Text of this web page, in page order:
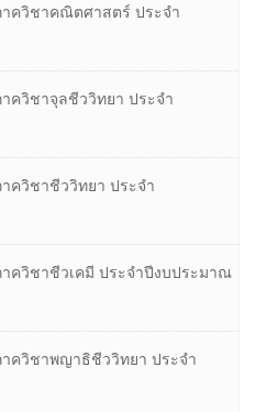
าควิชาคณิตศาสตร์ ประจํา
าควิชาจุลชีววิทยา ประจํา
าควิชาชีววิทยา ประจํา
าควิชาชีวเคมี ประจําปีงบประมาณ
าควิชาพญาธิชีววิทยา ประจํา